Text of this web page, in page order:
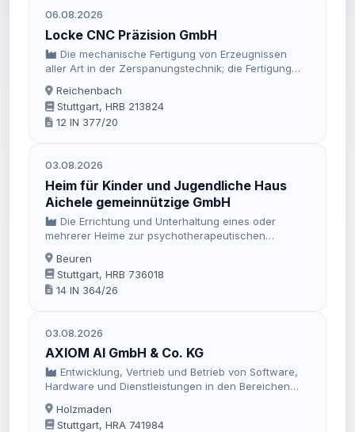
06.08.2026
Locke CNC Präzision GmbH
Die mechanische Fertigung von Erzeugnissen
aller Art in der Zerspanungstechnik; die Fertigung
und Montage von Werkzeughaltern für CNC-
Maschinen; die Erfüllung von
Subunternehmerleistungen in den Bereichen:
Drehen, Fräsen, Schleifen; der Handel mit
mittelbar oder unmittelbar im Zusammenhang mit
diesen Aufgabengebieten stehen … Die
mechanische Fertigu
Reichenbach
Stuttgart, HRB 213824
12 IN 377/20
03.08.2026
Heim für Kinder und Jugendliche Haus
Aichele gemeinnützige GmbH
Die Errichtung und Unterhaltung eines oder
mehrerer Heime zur psychotherapeutischen
Behandlung insbesondere von Kindern und
Jugendlichen mit psychogenen Störungen oder
Erkrankungen unter Berücksichtigung einer
psychoanalytischen-sozialen Ausrichtung.
Beuren
Stuttgart, HRB 736018
14 IN 364/26
03.08.2026
AXIOM AI GmbH & Co. KG
Entwicklung, Vertrieb und Betrieb von Software,
Hardware und Dienstleistungen in den Bereichen
(Tele) Medizin, Gesundheitsversorgung und (Sozial-)
Versicherung.
Holzmaden
Stuttgart, HRA 741984